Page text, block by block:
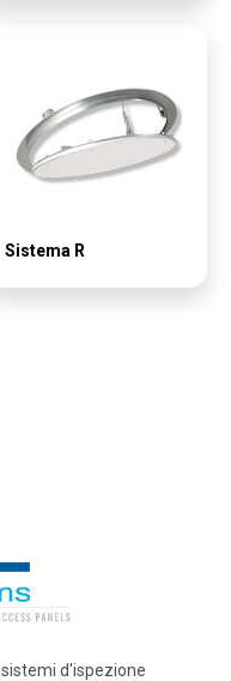
Sistema R
d'ispezione